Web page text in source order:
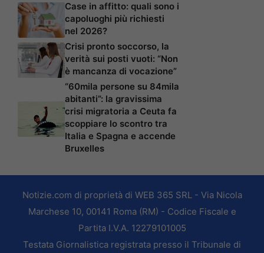
Case in affitto: quali sono i
capoluoghi più richiesti
nel 2026?
Crisi pronto soccorso, la
verità sui posti vuoti: “Non
è mancanza di vocazione”
“60mila persone su 84mila
abitanti”: la gravissima
crisi migratoria a Ceuta fa
scoppiare lo scontro tra
Italia e Spagna e accende
Bruxelles
Notizie.com di proprietà di WEB 365 SRL - Via Nicola
Marchese 10, 00141 Roma (RM) - Codice Fiscale e
Partita I.V.A. 12279101005
Testata Giornalistica registrata presso il Tribunale di